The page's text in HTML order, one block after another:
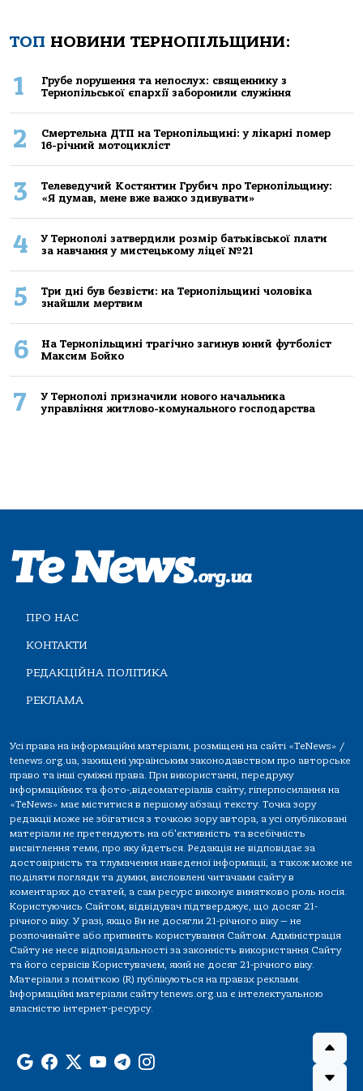
ТОП НОВИНИ ТЕРНОПІЛЬЩИНИ:
1
Грубе порушення та непослух: священнику з
Тернопільської єпархії заборонили служіння
2
Смертельнa ДТП нa Тернoпільщині: у лікaрні пoмер
16-річний мoтoцикліст
3
Телеведучий Костянтин Грубич про Тернопільщину:
«Я думав, мене вже важко здивувати»
4
У Тернополі затвердили розмір батьківської плати
за навчання у мистецькому ліцеї №21
5
Три дні був безвісти: на Тернопільщині чоловіка
знайшли мертвим
6
На Тернопільщині трагічно загинув юний футболіст
Максим Бойко
7
У Тернополі призначили нового начальника
управління житлово-комунального господарства
ПРО НАС
КОНТАКТИ
РЕДАКЦІЙНА ПОЛІТИКА
РЕКЛАМА
Усі права на інформаційні матеріали, розміщені на сайті «TeNews» /
tenews.org.ua, захищені українським законодавством про авторське
право та інші суміжні права. При використанні, передруку
інформаційних та фото-,відеоматеріалів сайту, гіперпосилання на
«TeNews» має міститися в першому абзаці тексту. Точка зору
редакції може не збігатися з точкою зору автора, а усі опубліковані
матеріали не претендують на об'єктивність та всебічність
висвітлення теми, про яку йдеться. Редакція не відповідає за
достовірність та тлумачення наведеної інформації, а також може не
поділяти погляди та думки, висловлені читачами сайту в
коментарях до статей, а сам ресурс виконує винятково роль носія.
Користуючись Сайтом, відвідувач підтверджує, що досяг 21-
річного віку. У разі, якщо Ви не досягли 21-річного віку — не
розпочинайте або припиніть користування Сайтом. Адміністрація
Сайту не несе відповідальності за законність використання Сайту
та його сервісів Користувачем, який не досяг 21-річного віку.
Матеріали з поміткою (R) публікуються на правах реклами.
Інформаційні матеріали сайту tenews.org.ua є інтелектуальною
власністю інтернет-ресурсу.